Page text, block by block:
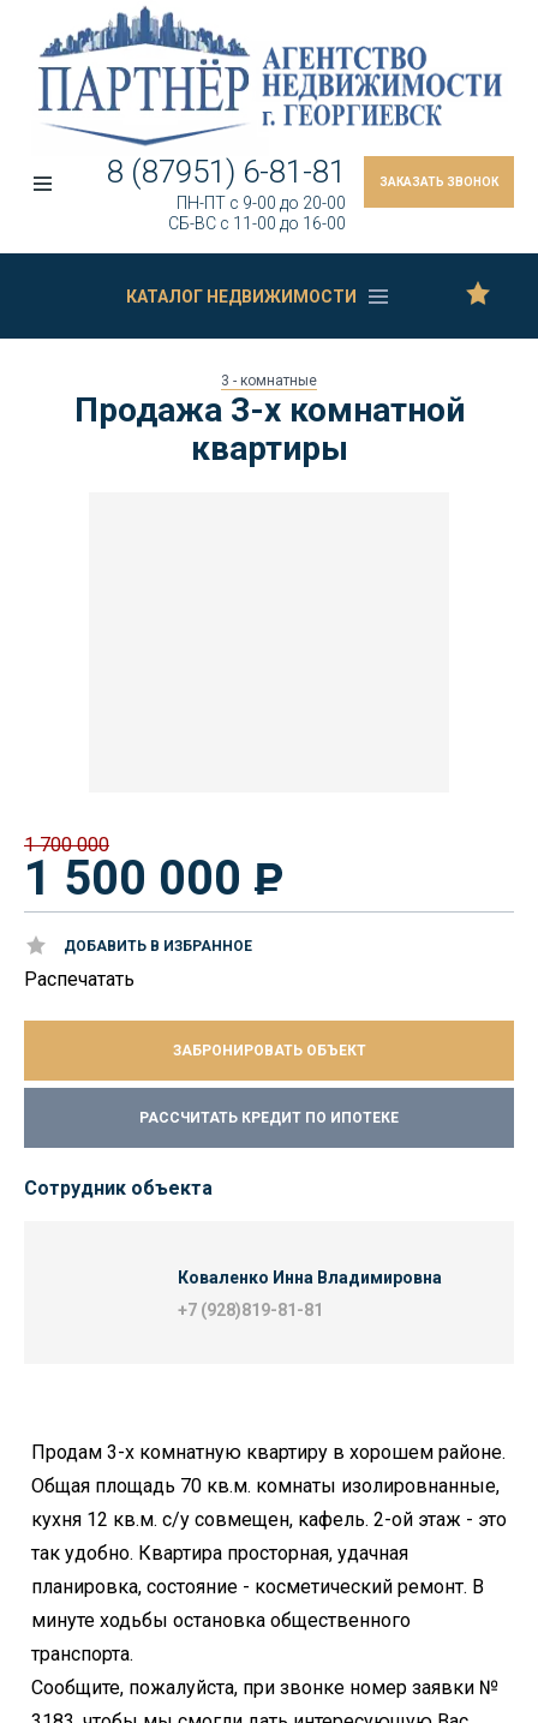
ЗАКАЗАТЬ ЗВОНОК
8 (87951) 6-81-81
ПН-ПТ c 9-00 до 20-00
СБ-ВС c 11-00 до 16-00
КАТАЛОГ НЕДВИЖИМОСТИ
3 - комнатные
Продажа 3-х комнатной
квартиры
1 700 000
1 500 000
ДОБАВИТЬ В ИЗБРАННОЕ
Распечатать
ЗАБРОНИРОВАТЬ ОБЪЕКТ
РАССЧИТАТЬ КРЕДИТ ПО ИПОТЕКЕ
Сотрудник объекта
Коваленко Инна Владимировна
+7 (928)819-81-81
Продам 3-х комнатную квартиру в хорошем районе.
Общая площадь 70 кв.м. комнаты изолировнанные,
кухня 12 кв.м. с/у совмещен, кафель. 2-ой этаж - это
так удобно. Квартира просторная, удачная
планировка, состояние - косметический ремонт. В
минуте ходьбы остановка общественного
транспорта.
Сообщите, пожалуйста, при звонке номер заявки №